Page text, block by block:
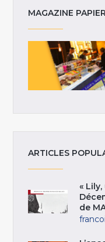
MAGAZINE PAPIER
ARTICLES
«
de